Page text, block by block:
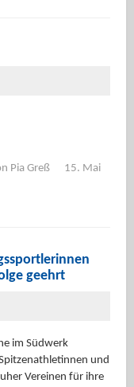
Pia Greß
15. Mai
geehrt
im Südwerk
und
Vereinen für ihre